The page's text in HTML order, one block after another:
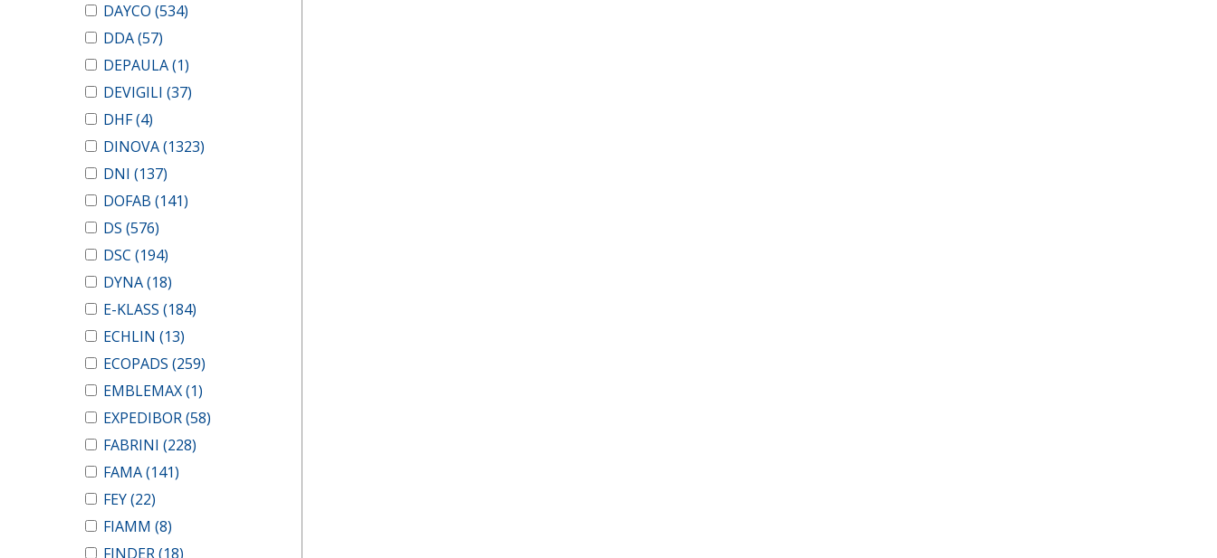
DAYCO (534)
DDA(57)
DEPAULA(1)
DEVIGILI (37)
DHF(4)
DINOVA(1323)
DNI (137)
DOFAB (141)
DS (576)
DSC (194)
DYNA(18)
E-KLASS (184)
ECHLIN (13)
ECOPADS (259)
EMBLEMAX(1)
EXPEDIBOR(58)
FABRINI (228)
FAMA(141)
FEY(22)
FIAMM (8)
FINDER(18)